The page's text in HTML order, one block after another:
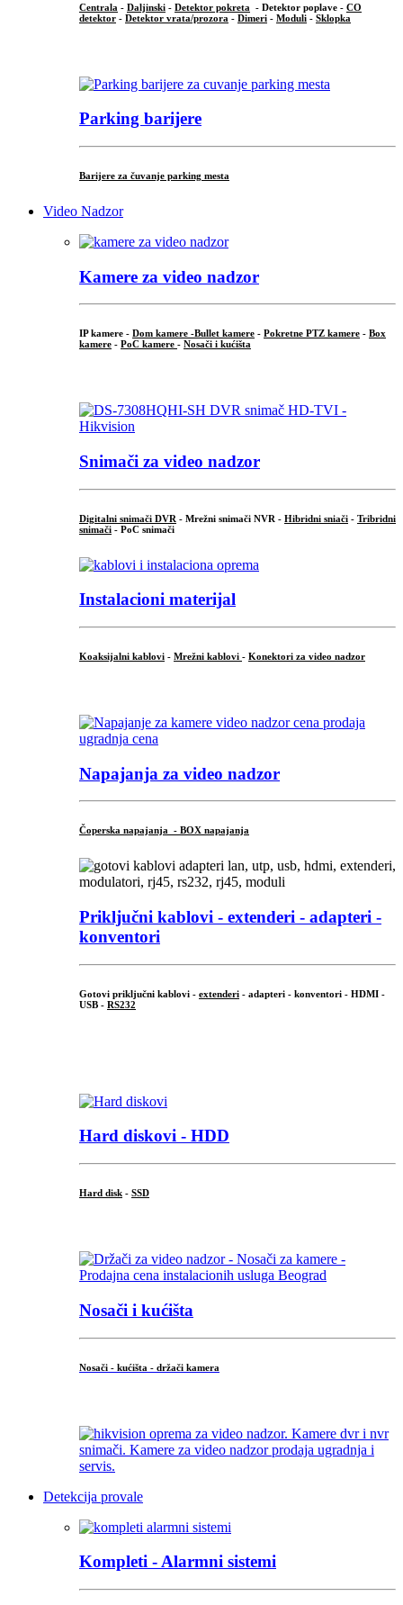
Centrala - Daljinski - Detektor pokreta - Detektor poplave - CO
detektor - Detektor vrata/prozora - Dimeri - Moduli - Sklopka
Parking barijere
Barijere za čuvanje parking mesta
Video Nadzor
Kamere za video nadzor
IP kamere - Dom kamere -Bullet kamere - Pokretne PTZ kamere - Box
kamere - PoC kamere - Nosači i kućišta
Snimači za video nadzor
Digitalni snimači DVR - Mrežni snimači NVR - Hibridni sniači - Tribridni
snimači - PoC snimači
Instalacioni materijal
Koaksijalni kablovi - Mrežni kablovi - Konektori za video nadzor
Napajanja za video nadzor
Čoperska napajanja - BOX napajanja
Priključni kablovi - extenderi - adapteri -
konventori
Gotovi priključni kablovi - extenderi - adapteri - konventori - HDMI -
USB - RS232
Hard diskovi - HDD
Hard disk - SSD
Nosači i kućišta
Nosači - kućišta - držači kamera
Detekcija provale
Kompleti - Alarmni sistemi